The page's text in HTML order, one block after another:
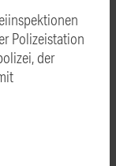
Polizeistation
der